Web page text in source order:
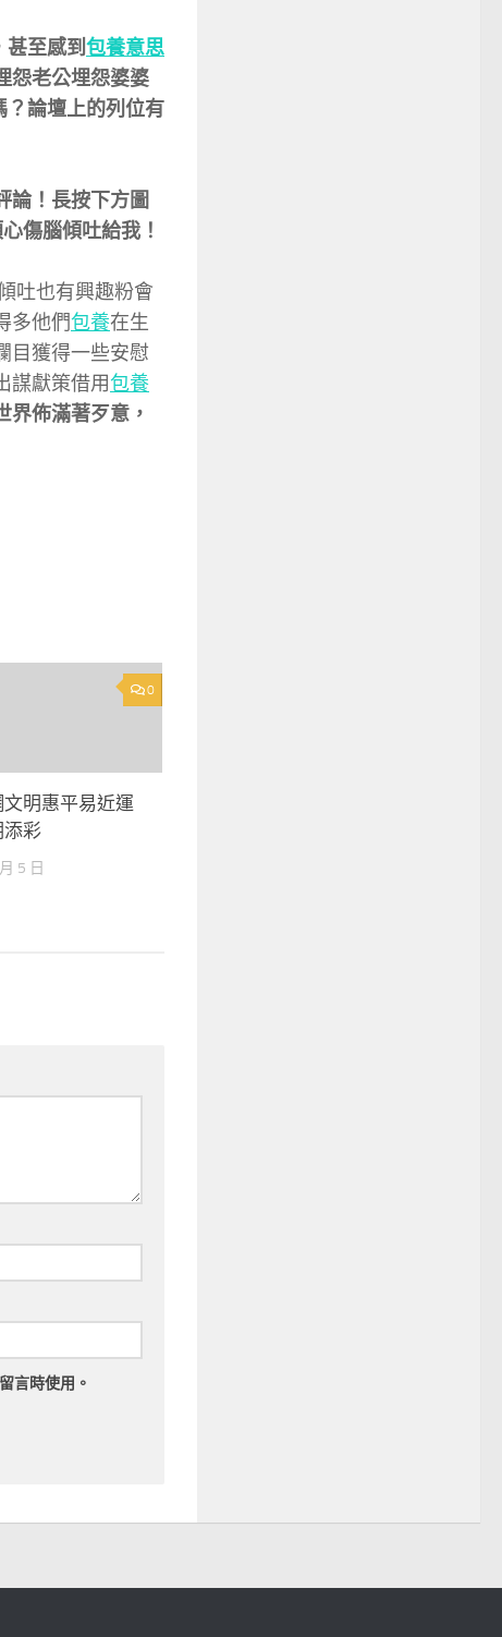
至感到包養意思
怨老公埋怨婆婆
？論壇上的列位有
論！ 長按下方圖
傷腦傾吐給我！
吐也有興趣粉會
多他們包養在生
目獲得一些安慰
謀獻策借用包養
界佈滿著歹意，
0
明惠平易近運
添彩
5 日
言時使用。